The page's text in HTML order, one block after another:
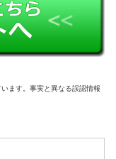
います。事実と異なる誤認情報